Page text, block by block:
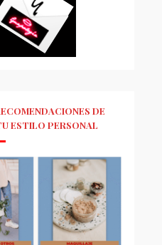
DE
ESTILO PERSONAL